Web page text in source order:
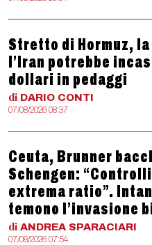
Stretto di Hormuz,
l’Iran potrebbe
dollari in pedaggi
di DARIO CONTI
07/08/2026 08:37
Ceuta, Brunner
Schengen:
extrema ratio”.
temono l’invasione
di ANDREA SPARACIARI
07/08/2026 07:54